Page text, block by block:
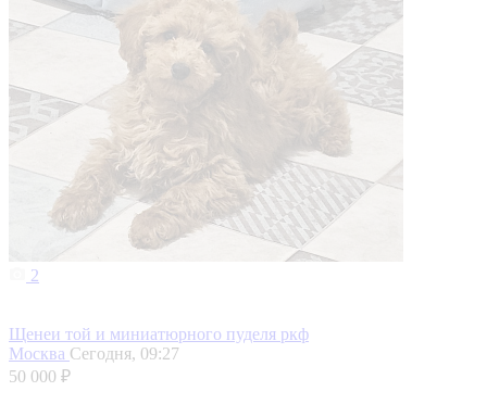
2
Щенеи той и миниатюрного пуделя ркф
Москва Сегодня, 09:27
50 000 ₽